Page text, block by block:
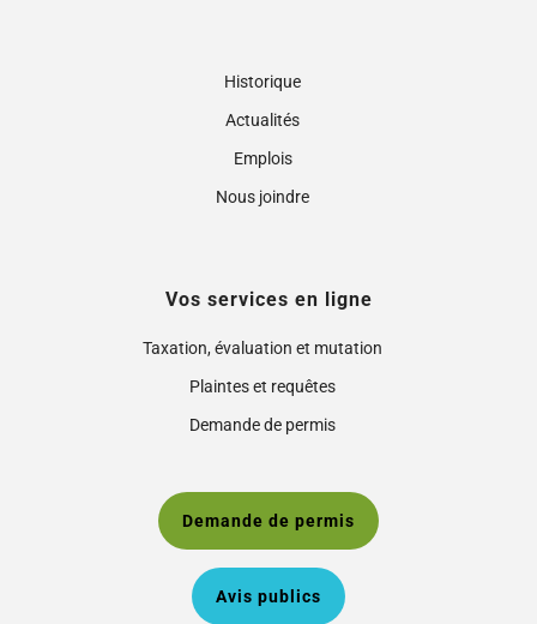
Historique
Actualités
Emplois
Nous joindre
Vos services en ligne
Taxation, évaluation et mutation
Plaintes et requêtes
Demande de permis
Demande de permis
Avis publics